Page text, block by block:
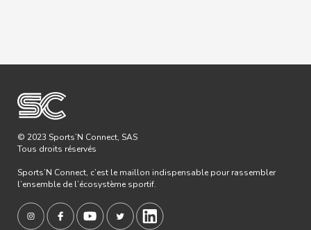
© 2023 Sports’N Connect, SAS
Tous droits réservés
Sports’N Connect, c’est le maillon indispensable pour rassembler
l’ensemble de l’écosystème sportif.